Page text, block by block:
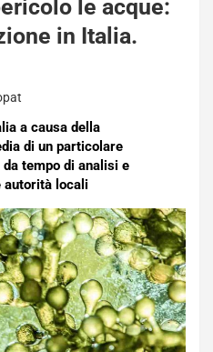
le acque:
in Italia.
a causa della
di un particolare
tempo di analisi e
autorità locali